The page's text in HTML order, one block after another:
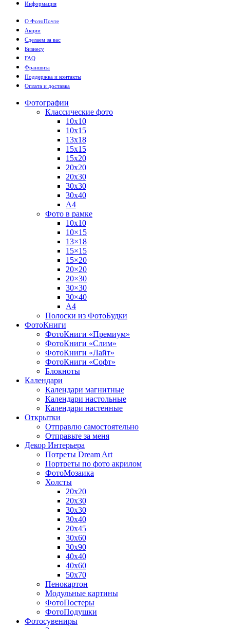
Информация
О ФотоПочте
Акции
Сделаем за вас
Бизнесу
FAQ
Франшиза
Поддержка и контакты
Оплата и доставка
Фотографии
Классические фото
10х10
10х15
13х18
15х15
15х20
20х20
20х30
30х30
30х40
А4
Фото в рамке
10х10
10×15
13×18
15×15
15×20
20×20
20×30
30×30
30×40
A4
Полоски из ФотоБудки
ФотоКниги
ФотоКниги «Премиум»
ФотоКниги «Слим»
ФотоКниги «Лайт»
ФотоКниги «Софт»
Блокноты
Календари
Календари магнитные
Календари настольные
Календари настенные
Открытки
Отправлю самостоятельно
Отправьте за меня
Декор Интерьера
Потреты Dream Art
Портреты по фото акрилом
ФотоМозаика
Холсты
20х20
20х30
30х30
30х40
20х45
30х60
30х90
40х40
40х60
50х70
Пенокартон
Модульные картины
ФотоПостеры
ФотоПодушки
Фотоcувениры